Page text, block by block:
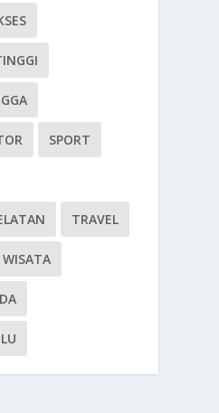
SPORT
TRAVEL
WISATA